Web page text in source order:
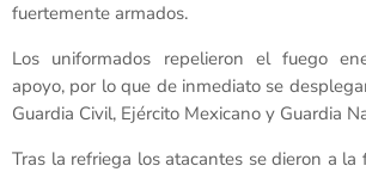
fuertemente armados.
Los uniformados repelieron el fuego
apoyo, por lo que de inmediato se
Guardia Civil, Ejército Mexicano y Guardia
Tras la refriega los atacantes se dieron a la